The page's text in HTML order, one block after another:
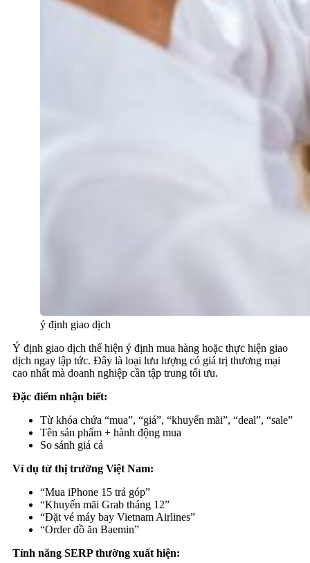
ý định giao dịch
Ý định giao dịch thể hiện ý định mua hàng hoặc thực hiện giao
dịch ngay lập tức. Đây là loại lưu lượng có giá trị thương mại
cao nhất mà doanh nghiệp cần tập trung tối ưu.
Đặc điểm nhận biết:
Từ khóa chứa “mua”, “giá”, “khuyến mãi”, “deal”, “sale”
Tên sản phẩm + hành động mua
So sánh giá cả
Ví dụ từ thị trường Việt Nam:
“Mua iPhone 15 trả góp”
“Khuyến mãi Grab tháng 12”
“Đặt vé máy bay Vietnam Airlines”
“Order đồ ăn Baemin”
Tính năng SERP thường xuất hiện: